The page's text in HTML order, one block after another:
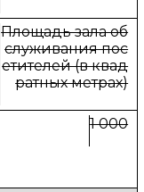
Площадь зала об
служивания пос
етителей (в квад
ратных метрах)
1 000